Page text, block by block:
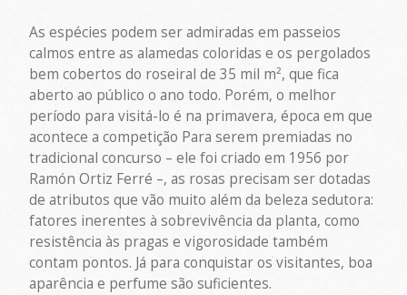
As espécies podem ser admiradas em passeios
calmos entre as alamedas coloridas e os pergolados
bem cobertos do roseiral de 35 mil m², que fica
aberto ao público o ano todo. Porém, o melhor
período para visitá-lo é na primavera, época em que
acontece a competição Para serem premiadas no
tradicional concurso – ele foi criado em 1956 por
Ramón Ortiz Ferré –, as rosas precisam ser dotadas
de atributos que vão muito além da beleza sedutora:
fatores inerentes à sobrevivência da planta, como
resistência às pragas e vigorosidade também
contam pontos. Já para conquistar os visitantes, boa
aparência e perfume são suficientes.